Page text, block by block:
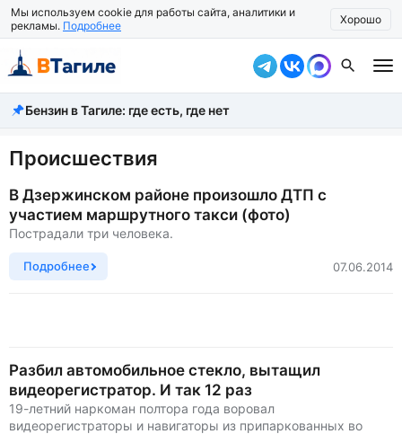
Мы используем cookie для работы сайта, аналитики и
рекламы. Подробнее Хорошо
Все новости
Происшествия
Город
Власть
Жизнь
Рассказать новость
Бензин в Тагиле: где есть, где нет
Происшествия
В Дзержинском районе произошло ДТП с
участием маршрутного такси (фото)
Пострадали три человека.
Подробнее 07.06.2014
Разбил автомобильное стекло, вытащил
видеорегистратор. И так 12 раз
19-летний наркоман полтора года воровал
видеорегистраторы и навигаторы из припаркованных во